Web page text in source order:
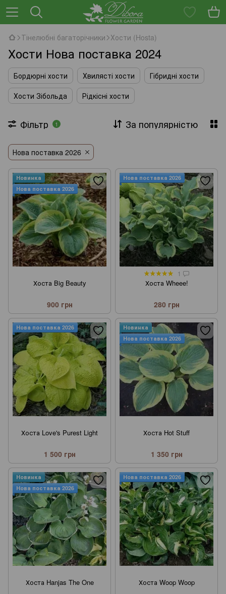
Тінелюбні багаторічники Хости (Hosta)
Хости Нова поставка 2024
Бордюрні хости Хвилясті хости
Гібридні хости
Хости Зібольда
Рідкісні хости
Фільтр 1 За популярністю
Нова поставка 2026
Новинка
Нова поставка 2026
Хоста Big Beauty
900 грн
Нова поставка 2026
1
Хоста Wheee!
280 грн
Нова поставка 2026
Хоста Love's Purest Light
1 500 грн
Новинка
Нова поставка 2026
Хоста Hot Stuff
1 350 грн
Новинка
Нова поставка 2026
Хоста Hanjas The One
Нова поставка 2026
Хоста Woop Woop